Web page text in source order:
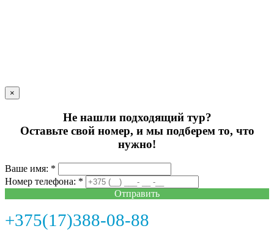
×
Не нашли подходящий тур?
Оставьте свой номер, и мы подберем то, что
нужно!
Ваше имя: *
Номер телефона: *
Отправить
+375(17)388-08-88